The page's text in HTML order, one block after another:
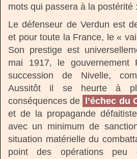
mots qui passera à la postérité
Le défenseur de Verdun est
et pour toute la France, le «
Son prestige est
mai 1917, le gouvernement
succession de Nivelle,
Aussitôt il se heurte à
conséquences de
l’échec du
et de la propagande
avec un minimum de
situation matérielle du
point des opérations peu